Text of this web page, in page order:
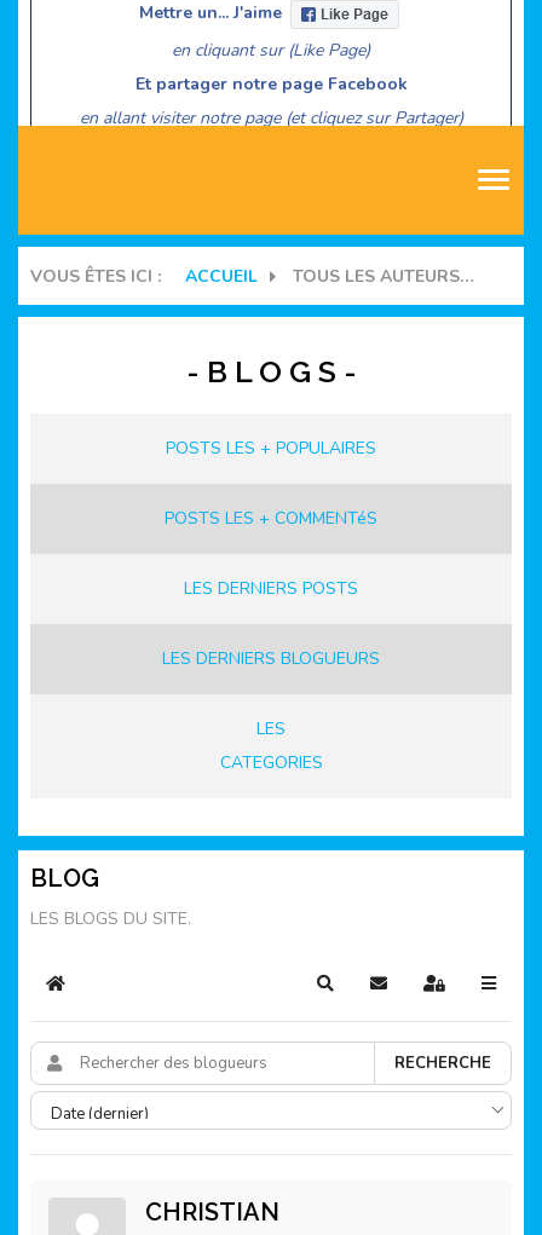
Mettre un... J'aime
en cliquant sur (Like Page)
Et partager notre page Facebook
en allant visiter notre page (et cliquez sur Partager)
ASSOCIATIONS
COMMUNAUTES
MANIFESTATIONS
VOUS ÊTES ICI : ACCUEIL TOUS LES AUTEURS DU SITE
- B L O G S -
POSTS LES + POPULAIRES
POSTS LES + COMMENTéS
LES DERNIERS POSTS
LES DERNIERS BLOGUEURS
LES
CATEGORIES
BLOG
LES BLOGS DU SITE.
Home RechercherS'abonner au blog
Sign In
RECHERCHE
CHRISTIAN